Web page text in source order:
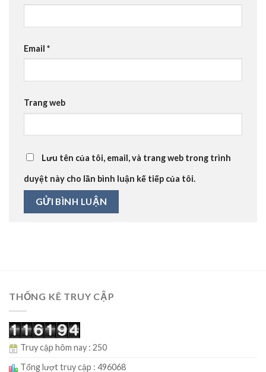
Email *
Trang web
Lưu tên của tôi, email, và trang web trong trình
duyệt này cho lần bình luận kế tiếp của tôi.
THỐNG KÊ TRUY CẬP
Truy cập hôm nay : 250
Tổng lượt truy cập : 496068